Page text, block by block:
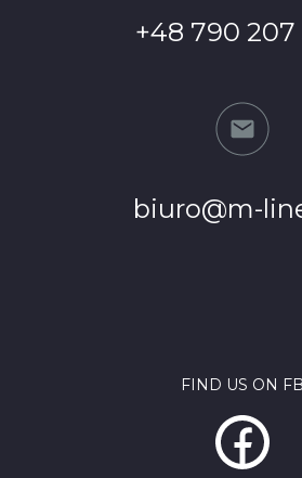
+48 790 207
biuro@m-
FIND US ON FB